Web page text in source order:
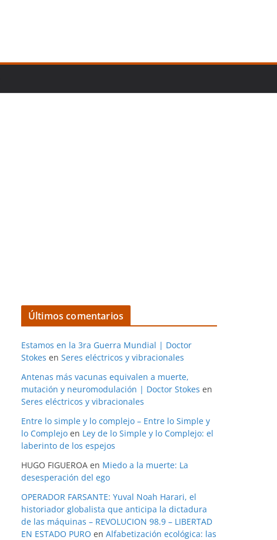
Últimos comentarios
Estamos en la 3ra Guerra Mundial | Doctor
Stokes en Seres eléctricos y vibracionales
Antenas más vacunas equivalen a muerte,
mutación y neuromodulación | Doctor Stokes en
Seres eléctricos y vibracionales
Entre lo simple y lo complejo – Entre lo Simple y
lo Complejo en Ley de lo Simple y lo Complejo: el
laberinto de los espejos
HUGO FIGUEROA en Miedo a la muerte: La
desesperación del ego
OPERADOR FARSANTE: Yuval Noah Harari, el
historiador globalista que anticipa la dictadura
de las máquinas – REVOLUCION 98.9 – LIBERTAD
EN ESTADO PURO en Alfabetización ecológica: las